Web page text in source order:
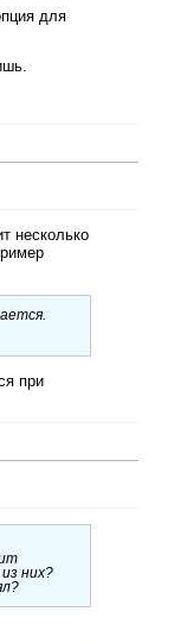
для
несколько
при
них?